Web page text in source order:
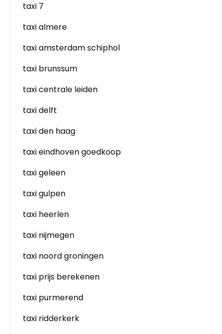
taxi 7
taxi almere
taxi amsterdam schiphol
taxi brunssum
taxi centrale leiden
taxi delft
taxi den haag
taxi eindhoven goedkoop
taxi geleen
taxi gulpen
taxi heerlen
taxi nijmegen
taxi noord groningen
taxi prijs berekenen
taxi purmerend
taxi ridderkerk